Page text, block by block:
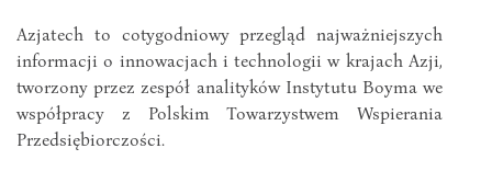
Azjatech to cotygodniowy przegląd najważniejszych
informacji o innowacjach i technologii w krajach Azji,
tworzony przez zespół analityków Instytutu Boyma we
współpracy z Polskim Towarzystwem Wspierania
Przedsiębiorczości.